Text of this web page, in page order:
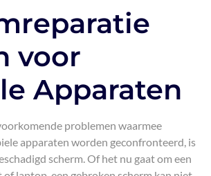
voor
Apparaten
problemen waarmee
apparaten worden geconfronteerd, is
scherm. Of het nu gaat om een